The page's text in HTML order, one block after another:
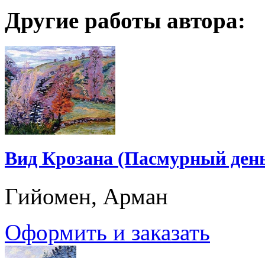
Другие работы автора:
Вид Крозана (Пасмурный
Гийомен, Арман
Оформить и заказать